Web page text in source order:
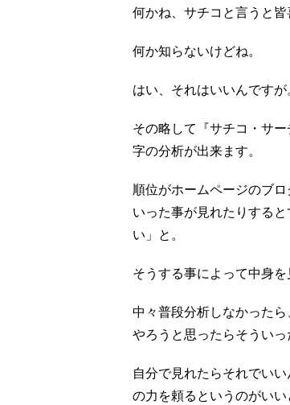
何かね、サチコと言うと皆
何か知らないけどね。
はい、それはいいんですが
その略して『サチコ・サ
字の分析が出来ます。
順位がホームページのブ
いった事が見れたりする
い」と。
そうする事によって中身
中々普段分析しなかった
やろうと思ったらそういっ
自分で見れたらそれでい
の力を頼るというのがいい